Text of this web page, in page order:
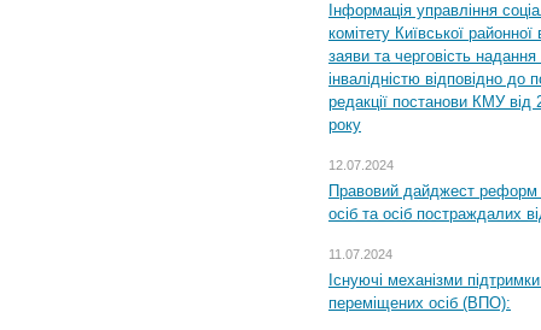
Інформація управління
комітету Київської
заяви та черговість надання
інвалідністю відповідно
редакції постанови КМУ
року
12.07.2024
Правовий дайджест реформ
осіб та осіб постраждалих
11.07.2024
Існуючі механізми
переміщених осіб (ВПО):